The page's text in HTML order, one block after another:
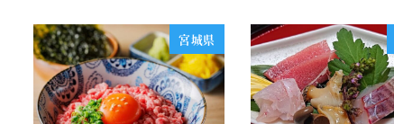
宮城県